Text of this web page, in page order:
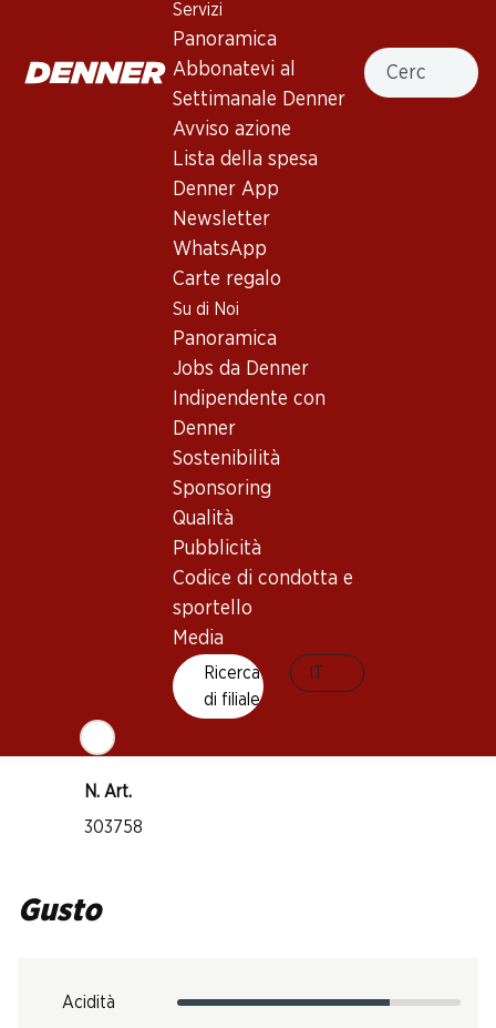
Servizi
Panoramica
Abbonatevi al
Settimanale Denner
Avviso azione
Lista della spesa
Denner App
Newsletter
WhatsApp
Carte regalo
Su di Noi
Panoramica
Jobs da Denner
Indipendente con
Denner
Sostenibilità
Sponsoring
Qualità
Pubblicità
Codice di condotta e
sportello
Media
Ricerca
di filiale
Cercare
maturazione 18 mesi in barriques nuove al 60%. Il vino
raggiunge il suo apice nel giro di 2–5 anni e può essere
gustato appieno per altri 8 anni.
Buono a sapersi
Vino rosso_old
Maturità di beva
Riconoscimenti
James Suckling: 90 punti
Wine Spectator: 90 punti
Robert Parker: 88 punti
Temperatura di beva
Impronta di CO2
N. Art.
303758
Gusto
Acidità